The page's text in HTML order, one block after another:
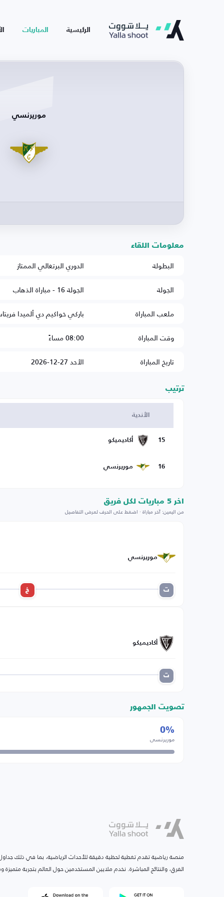
الرئيسية المباريات
موريرنسي
معلومات اللقاء
البطولة
الدوري البرتغالي الممتاز
الجولة
الجولة 16 - مباراة الذهاب
ملعب المباراة
باركي خواكيم دي ألميدا
وقت المباراة
08:00 مساءً
تاريخ المباراة
الأحد 27-12-2026
ترتيب
الأندية
15 أكاديميكو
16 موريرنسي
اخر 5 مباريات لكل فريق
من اليمين: آخر مباراة · اضغط على الحرف لعرض التفاصيل
موريرنسي
ت خ
أكاديميكو
ت
تصويت الجمهور
0%
موريرنسي
منصة رياضية تقدم تغطية لحظية دقيقة للأحداث الرياضية، بما في ذلك جداول
الفرق، والنتائج المباشرة. نخدم ملايين المستخدمين حول العالم بتجربة